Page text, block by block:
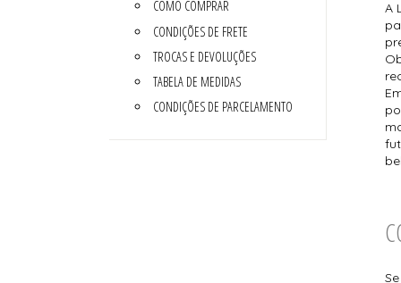
COMO COMPRAR
CONDIÇÕES DE FRETE
TROCAS E DEVOLUÇÕES
TABELA DE MEDIDAS
CONDIÇÕES DE PARCELAMENTO
A